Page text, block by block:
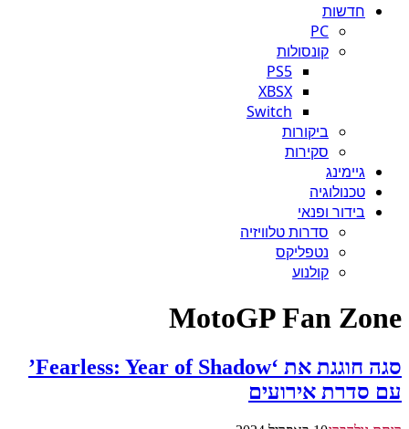
חדשות
PC
קונסולות
PS5
XBSX
Switch
ביקורות
סקירות
גיימינג
טכנולוגיה
בידור ופנאי
סדרות טלוויזיה
נטפליקס
קולנוע
MotoGP Fan Zone
סגה חוגגת את ‘Fearless: Year of Shadow’
עם סדרת אירועים